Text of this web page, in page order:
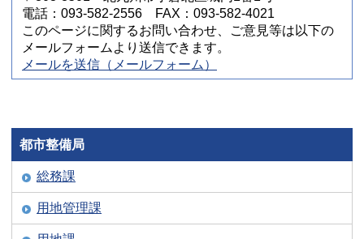
電話：093-582-2556 FAX：093-582-4021
このページに関するお問い合わせ、ご意見等は以下の
メールフォームより送信できます。
メールを送信（メールフォーム）
都市整備局
総務課
用地管理課